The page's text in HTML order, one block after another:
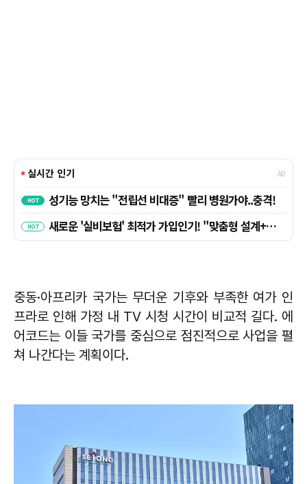
중동·아프리카 국가는 무더운 기후와 부족한 여가 인
프라로 인해 가정 내 TV 시청 시간이 비교적 길다. 에
어코드는 이들 국가를 중심으로 점진적으로 사업을 펼
쳐 나간다는 계획이다.